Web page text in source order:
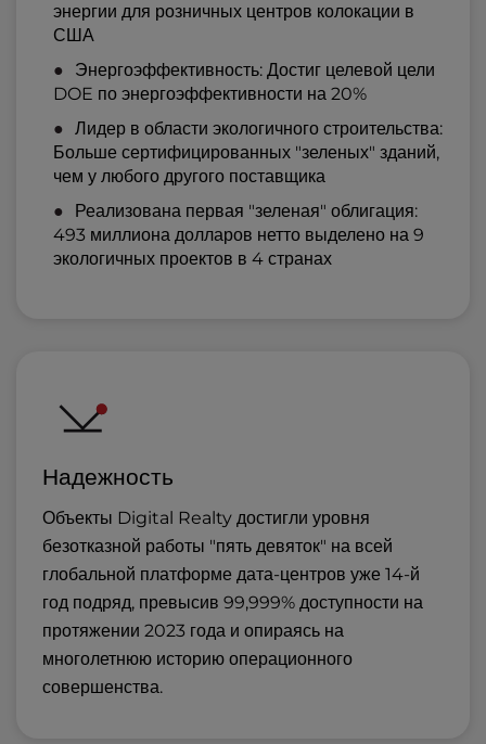
энергии для розничных центров колокации в
США
Энергоэффективность: Достиг целевой цели
DOE по энергоэффективности на 20%
Лидер в области экологичного строительства:
Больше сертифицированных "зеленых" зданий,
чем у любого другого поставщика
Реализована первая "зеленая" облигация:
493 миллиона долларов нетто выделено на 9
экологичных проектов в 4 странах
Надежность
Объекты Digital Realty достигли уровня
безотказной работы "пять девяток" на всей
глобальной платформе дата-центров уже 14-й
год подряд, превысив 99,999% доступности на
протяжении 2023 года и опираясь на
многолетнюю историю операционного
совершенства.